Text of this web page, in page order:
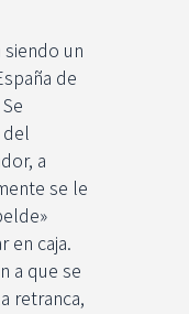
un
de
a
se le
en caja.
a que se
retranca,